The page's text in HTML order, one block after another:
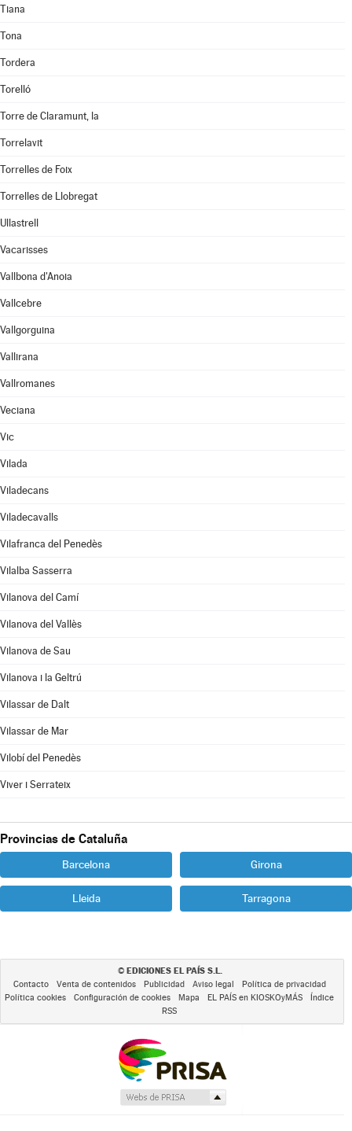
Tiana
Tona
Tordera
Torelló
Torre de Claramunt, la
Torrelavit
Torrelles de Foix
Torrelles de Llobregat
Ullastrell
Vacarisses
Vallbona d'Anoia
Vallcebre
Vallgorguina
Vallirana
Vallromanes
Veciana
Vic
Vilada
Viladecans
Viladecavalls
Vilafranca del Penedès
Vilalba Sasserra
Vilanova del Camí
Vilanova del Vallès
Vilanova de Sau
Vilanova i la Geltrú
Vilassar de Dalt
Vilassar de Mar
Vilobí del Penedès
Viver i Serrateix
Provincias de Cataluña
Barcelona Girona
Lleida Tarragona
© EDICIONES EL PAÍS S.L.
Contacto Venta de contenidos Publicidad Aviso legal
Política de privacidad
Política cookies
Configuración de cookies Mapa EL PAÍS en KIOSKOyMÁS
Índice
RSS